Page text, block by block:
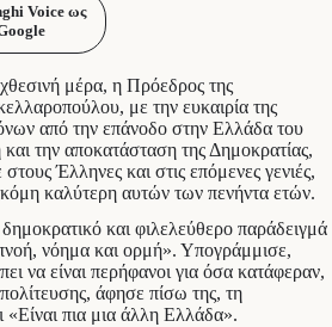
Voice ως
μέρα, η Πρόεδρος της
με την ευκαιρία της
από την επάνοδο στην Ελλάδα του
την αποκατάσταση της Δημοκρατίας,
Έλληνες και στις επόμενες γενιές,
καλύτερη αυτών των πενήντα ετών.
και φιλελεύθερο παράδειγμά
νόημα και ορμή». Υπογράμμισε,
να είναι περήφανοι για όσα κατάφεραν,
άφησε πίσω της, τη
«Είναι πια μια άλλη Ελλάδα».